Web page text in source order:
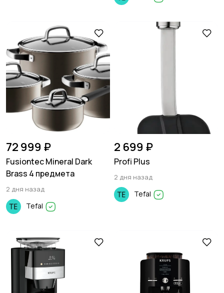
72 999 ₽
Fusiontec Mineral Dark
Brass 4 предмета
2 дня назад
Tefal
2 699 ₽
Profi Plus
2 дня назад
Tefal